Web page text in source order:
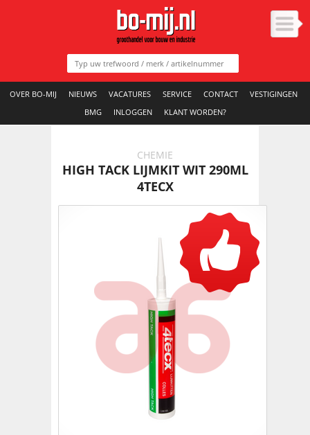
OVER BO-MIJ NIEUWS VACATURES SERVICE CONTACT
VESTIGINGEN
BMG
INLOGGEN KLANT WORDEN?
CHEMIE
HIGH TACK LIJMKIT WIT 290ML
4TECX